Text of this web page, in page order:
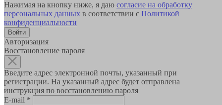
Нажимая на кнопку ниже, я даю согласие на обработку
персональных данных в соответствии с Политикой
конфиденциальности
Авторизация
Восстановление пароля
Введите адрес электронной почты, указанный при
регистрации. На указанный адрес будет отправлена
инструкция по восстановлению пароля
E-mail *